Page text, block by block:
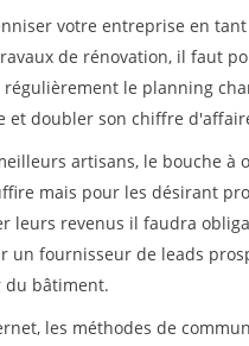
votre entreprise en
de rénovation, il faut
le planning
et doubler son chiffre
artisans, le bouche à
mais pour les désirant
leurs revenus il faudra
un fournisseur de leads
du bâtiment.
les méthodes de